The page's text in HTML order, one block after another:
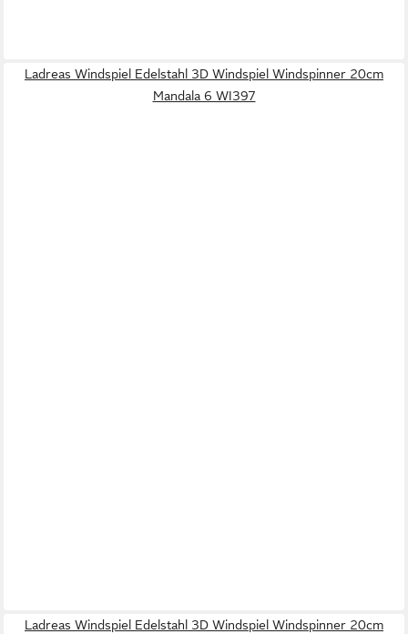
Ladreas Windspiel Edelstahl 3D Windspiel Windspinner 20cm
Mandala 6 WI397
Ladreas Windspiel Edelstahl 3D Windspiel Windspinner 20cm